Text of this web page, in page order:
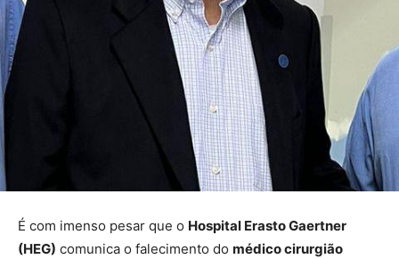
É com imenso pesar que o Hospital Erasto Gaertner
(HEG) comunica o falecimento do médico cirurgião